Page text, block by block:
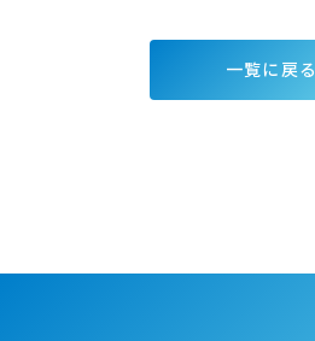
一覧に戻る